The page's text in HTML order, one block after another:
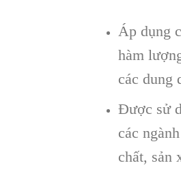
Áp dụng
hàm
các dung
Được sử
các
chất, sản